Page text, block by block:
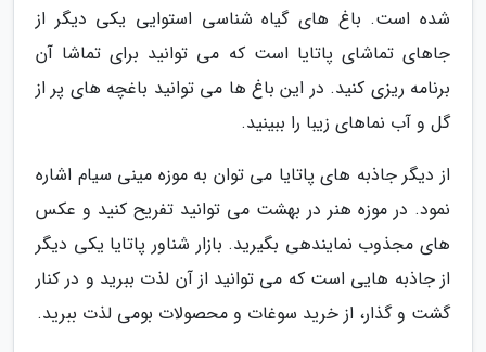
شده است. باغ های گیاه شناسی استوایی یکی دیگر از
جاهای تماشای پاتایا است که می توانید برای تماشا آن
برنامه ریزی کنید. در این باغ ها می توانید باغچه های پر از
گل و آب نماهای زیبا را ببینید.
از دیگر جاذبه های پاتایا می توان به موزه مینی سیام اشاره
نمود. در موزه هنر در بهشت می توانید تفریح کنید و عکس
های مجذوب نمایندهی بگیرید. بازار شناور پاتایا یکی دیگر
از جاذبه هایی است که می توانید از آن لذت ببرید و در کنار
گشت و گذار، از خرید سوغات و محصولات بومی لذت ببرید.